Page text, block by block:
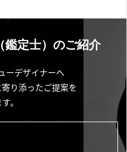
鑑定士）のご紹介
ーデザイナーへ
り添ったご提案を
。